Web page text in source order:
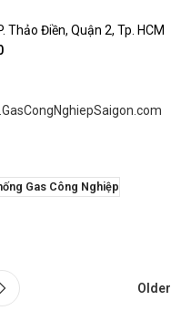
Thảo Điền, Quận 2, Tp. HCM
Gas Công Nghiệp
Older